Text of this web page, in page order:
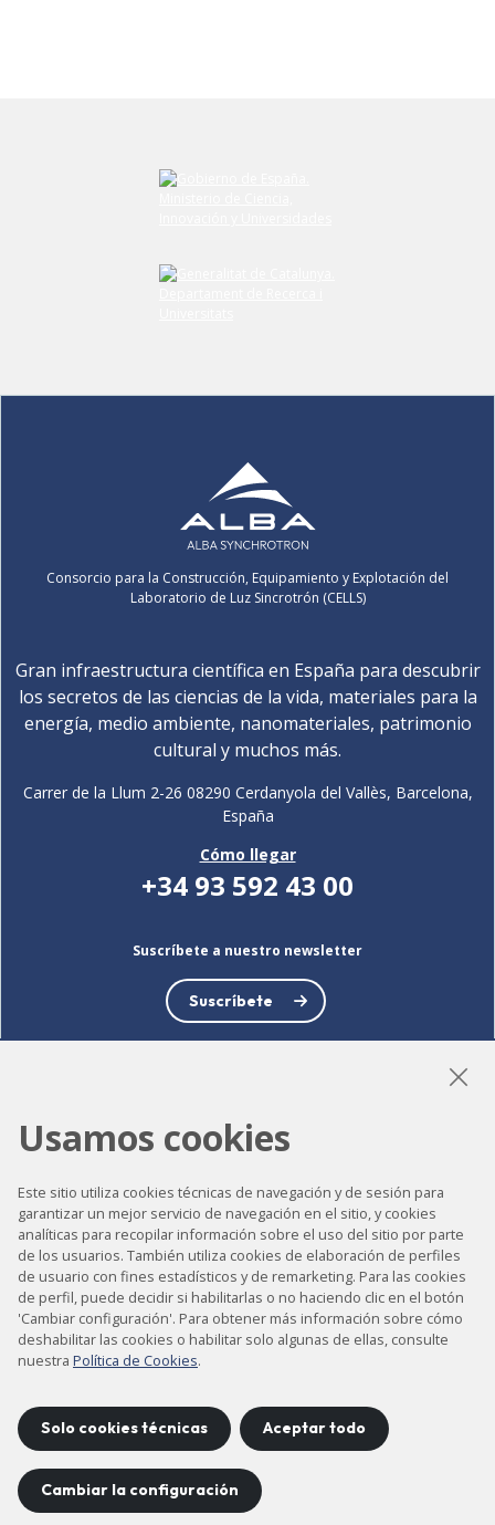
Consorcio para la Construcción, Equipamiento y Explotación del
Laboratorio de Luz Sincrotrón (CELLS)
Gran infraestructura científica en España para descubrir
los secretos de las ciencias de la vida, materiales para la
energía, medio ambiente, nanomateriales, patrimonio
cultural y muchos más.
Carrer de la Llum 2-26 08290 Cerdanyola del Vallès, Barcelona,
España
Cómo llegar
+34 93 592 43 00
Suscríbete a nuestro newsletter
Suscríbete
LinkedInInstagram
Accesibilidad
Contacto
Aviso legal
Política de privacidad
Mapa del sitio
©2026CELLS
Usamos cookies
Este sitio utiliza cookies técnicas de navegación y de sesión para
garantizar un mejor servicio de navegación en el sitio, y cookies
analíticas para recopilar información sobre el uso del sitio por parte
de los usuarios. También utiliza cookies de elaboración de perfiles
de usuario con fines estadísticos y de remarketing. Para las cookies
de perfil, puede decidir si habilitarlas o no haciendo clic en el botón
'Cambiar configuración'. Para obtener más información sobre cómo
deshabilitar las cookies o habilitar solo algunas de ellas, consulte
nuestra Política de Cookies.
Solo cookies técnicas Aceptar todo
Cambiar la configuración